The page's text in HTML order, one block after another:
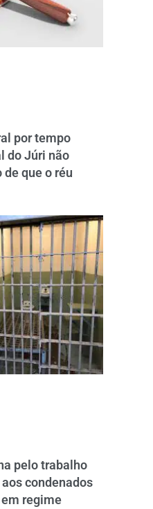
por tempo
do Júri não
que o réu
pelo trabalho
condenados
regime